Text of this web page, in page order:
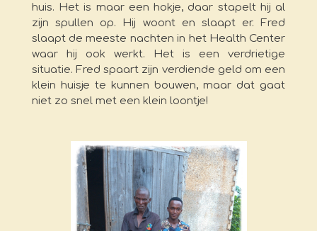
huis. Het is maar een hokje, daar stapelt hij al
zijn spullen op. Hij woont en slaapt er. Fred
slaapt de meeste nachten in het Health Center
waar hij ook werkt. Het is een verdrietige
situatie. Fred spaart zijn verdiende geld om een
klein huisje te kunnen bouwen, maar dat gaat
niet zo snel met een klein loontje!